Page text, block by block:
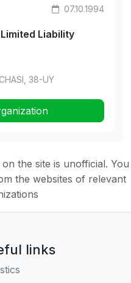
07.10.1994
Liability
38-UY
the site is unofficial. You
the websites of relevant
links